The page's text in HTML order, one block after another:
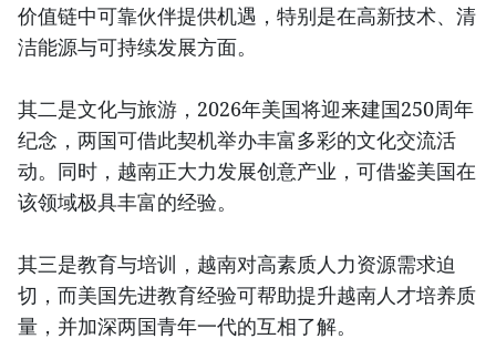
价值链中可靠伙伴提供机遇，特别是在高新技术、清
洁能源与可持续发展方面。
其二是文化与旅游，2026年美国将迎来建国250周年
纪念，两国可借此契机举办丰富多彩的文化交流活
动。同时，越南正大力发展创意产业，可借鉴美国在
该领域极具丰富的经验。
其三是教育与培训，越南对高素质人力资源需求迫
切，而美国先进教育经验可帮助提升越南人才培养质
量，并加深两国青年一代的互相了解。